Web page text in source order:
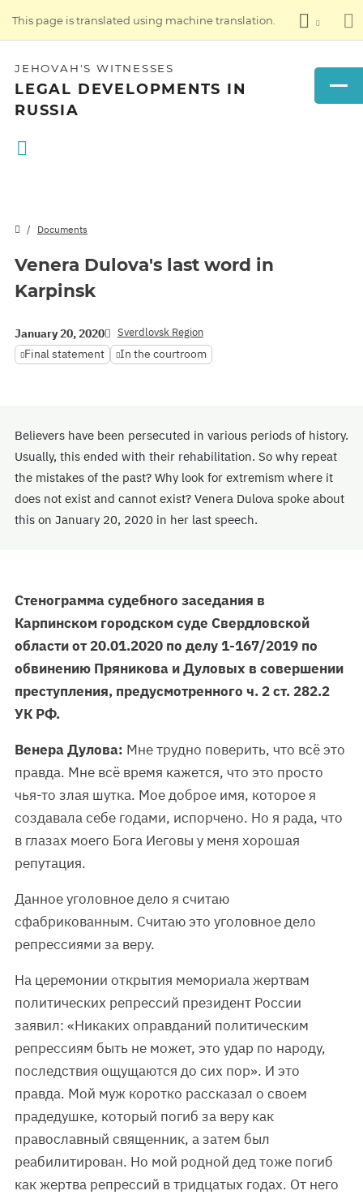
This page is translated using machine translation.
JEHOVAH'S WITNESSES
LEGAL DEVELOPMENTS IN
RUSSIA
Documents
Venera Dulova's last word in
Karpinsk
January 20, 2020 Sverdlovsk Region
Final statement In the courtroom
Believers have been persecuted in various periods of history.
Usually, this ended with their rehabilitation. So why repeat
the mistakes of the past? Why look for extremism where it
does not exist and cannot exist? Venera Dulova spoke about
this on January 20, 2020 in her last speech.
Стенограмма судебного заседания в
Карпинском городском суде Свердловской
области от 20.01.2020 по делу 1-167/2019 по
обвинению Пряникова и Дуловых в совершении
преступления, предусмотренного ч. 2 ст. 282.2
УК РФ.
Венера Дулова: Мне трудно поверить, что всё это
правда. Мне всё время кажется, что это просто
чья-то злая шутка. Мое доброе имя, которое я
создавала себе годами, испорчено. Но я рада, что
в глазах моего Бога Иеговы у меня хорошая
репутация.
Данное уголовное дело я считаю
сфабрикованным. Считаю это уголовное дело
репрессиями за веру.
На церемонии открытия мемориала жертвам
политических репрессий президент России
заявил: «Никаких оправданий политическим
репрессиям быть не может, это удар по народу,
последствия ощущаются до сих пор». И это
правда. Мой муж коротко рассказал о своем
прадедушке, который погиб за веру как
православный священник, а затем был
реабилитирован. Но мой родной дед тоже погиб
как жертва репрессий в тридцатых годах. От него